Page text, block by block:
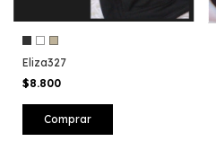
Eliza327
$8.800
Comprar